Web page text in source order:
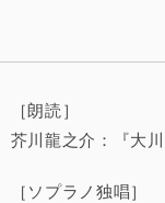
［朗読］
芥川龍之介：『大
［ソプラノ独唱］